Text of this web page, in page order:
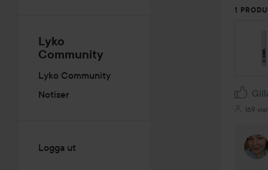
Lyko
Community
Lyko Community
Notiser
Logga ut
1
169